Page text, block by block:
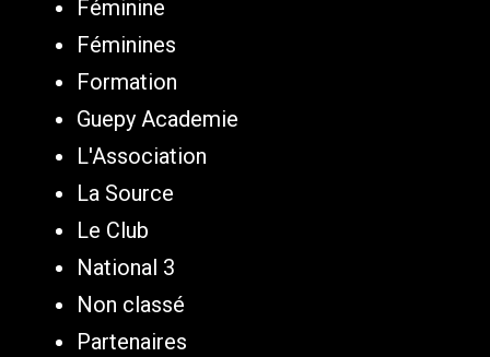
Féminine
Féminines
Formation
Guepy Academie
L'Association
La Source
Le Club
National 3
Non classé
Partenaires